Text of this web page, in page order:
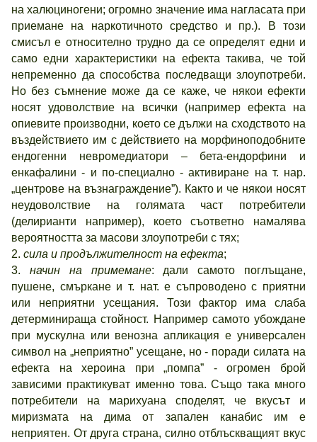
на халюциногени; огромно значение има нагласата при
приемане на наркотичното средство и пр.). В този
смисъл е относително трудно да се определят едни и
само едни характеристики на ефекта такива, че той
непременно да способства последващи злоупотреби.
Но без съмнение може да се каже, че някои ефекти
носят удоволствие на всички (например ефекта на
опиевите производни, което се дължи на сходството на
въздействието им с действието на морфиноподобните
ендогенни невромедиатори – бета-ендорфини и
енкафалини - и по-специално - активиране на т. нар.
„центрове на възнаграждение”). Както и че някои носят
неудоволствие на голямата част потребители
(делирианти например), което съответно намалява
вероятността за масови злоупотреби с тях;
2. сила и продължителност на ефекта;
3. начин на примемане: дали самото поглъщане,
пушене, смъркане и т. нат. е съпроводено с приятни
или неприятни усещания. Този фактор има слаба
детерминираща стойност. Например самото убождане
при мускулна или венозна апликация е универсален
символ на „неприятно” усещане, но - поради силата на
ефекта на хероина при „помпа” - огромен брой
зависими практикуват именно това. Също така много
потребители на марихуана споделят, че вкусът и
миризмата на дима от запален канабис им е
неприятен. От друга страна, силно отблъскващият вкус